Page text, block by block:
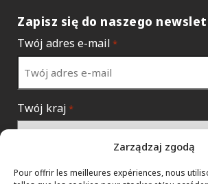
Zarządzaj zgodą
Pour offrir les meilleures expériences, nous
Zapisz się do naszego
Twój adres e-mail *
Twój kraj *